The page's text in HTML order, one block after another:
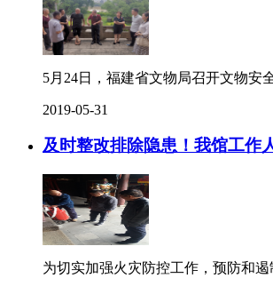
5月24日，福建省文物局召开文物安
2019-05-31
及时整改排除隐患！我馆工作
为切实加强火灾防控工作，预防和